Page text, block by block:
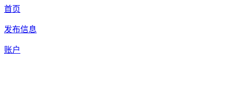
首页
发布信息
账户